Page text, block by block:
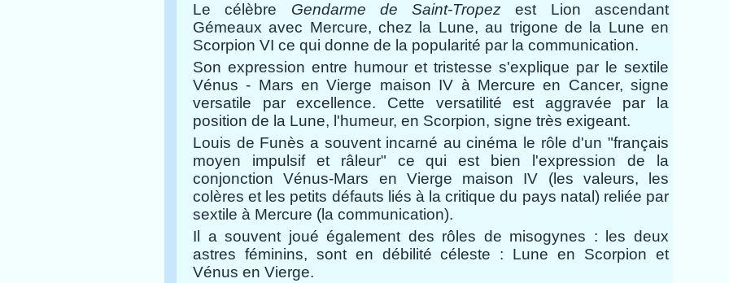
Le célèbre Gendarme de Saint-Tropez est Lion ascendant
Gémeaux avec Mercure, chez la Lune, au trigone de la Lune en
Scorpion VI ce qui donne de la popularité par la communication.
Son expression entre humour et tristesse s'explique par le sextile
Vénus - Mars en Vierge maison IV à Mercure en Cancer, signe
versatile par excellence. Cette versatilité est aggravée par la
position de la Lune, l'humeur, en Scorpion, signe très exigeant.
Louis de Funès a souvent incarné au cinéma le rôle d'un "français
moyen impulsif et râleur" ce qui est bien l'expression de la
conjonction Vénus-Mars en Vierge maison IV (les valeurs, les
colères et les petits défauts liés à la critique du pays natal) reliée par
sextile à Mercure (la communication).
Il a souvent joué également des rôles de misogynes : les deux
astres féminins, sont en débilité céleste : Lune en Scorpion et
Vénus en Vierge.